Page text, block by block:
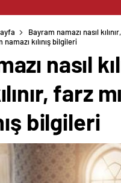
Bayram namazı nasıl
kılınış bilgileri
nasıl
farz
bilgileri